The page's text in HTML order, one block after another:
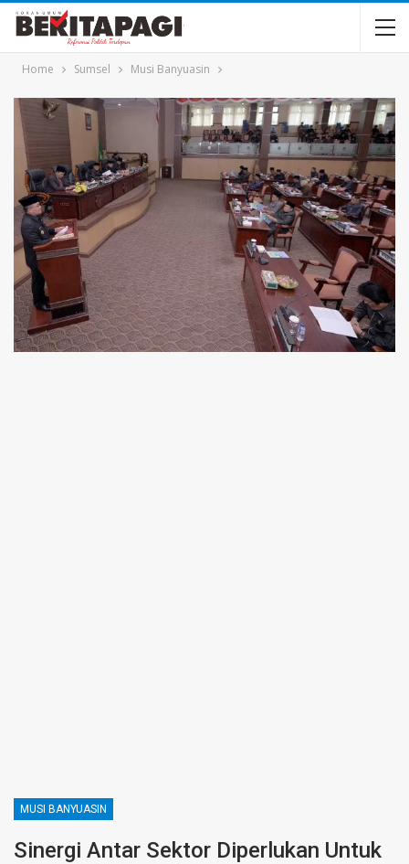
Home Sumsel Musi Banyuasin
MUSI BANYUASIN
Sinergi Antar Sektor Diperlukan Untuk